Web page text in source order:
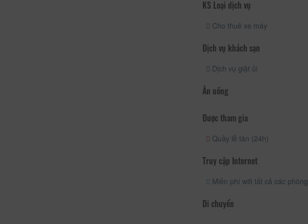
KS Loại dịch vụ
Cho thuê xe máy
Dịch vụ khách sạn
Dịch vụ giặt ủi
Ăn uống
Được tham gia
Quầy lễ tân (24h)
Truy cập Internet
Miễn phí wifi tất cả các phòng
Di chuyển